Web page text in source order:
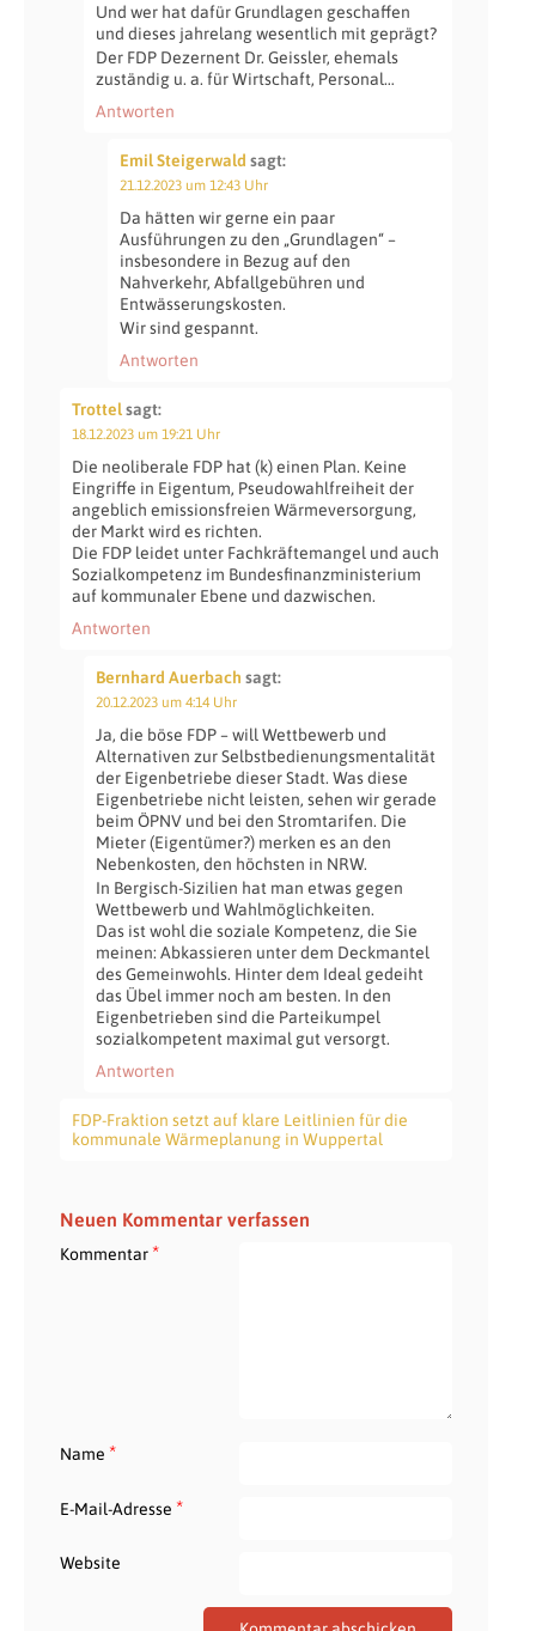
Und wer hat dafür Grundlagen geschaffen
und dieses jahrelang wesentlich mit geprägt?
Der FDP Dezernent Dr. Geissler, ehemals
zuständig u. a. für Wirtschaft, Personal…
Antworten
Emil Steigerwald sagt:
21.12.2023 um 12:43 Uhr
Da hätten wir gerne ein paar
Ausführungen zu den „Grundlagen“ –
insbesondere in Bezug auf den
Nahverkehr, Abfallgebühren und
Entwässerungskosten.
Wir sind gespannt.
Antworten
Trottelsagt:
18.12.2023 um 19:21 Uhr
Die neoliberale FDP hat (k) einen Plan. Keine
Eingriffe in Eigentum, Pseudowahlfreiheit der
angeblich emissionsfreien Wärmeversorgung,
der Markt wird es richten.
Die FDP leidet unter Fachkräftemangel und auch
Sozialkompetenz im Bundesfinanzministerium
auf kommunaler Ebene und dazwischen.
Antworten
Bernhard Auerbach sagt:
20.12.2023 um 4:14 Uhr
Ja, die böse FDP – will Wettbewerb und
Alternativen zur Selbstbedienungsmentalität
der Eigenbetriebe dieser Stadt. Was diese
Eigenbetriebe nicht leisten, sehen wir gerade
beim ÖPNV und bei den Stromtarifen. Die
Mieter (Eigentümer?) merken es an den
Nebenkosten, den höchsten in NRW.
In Bergisch-Sizilien hat man etwas gegen
Wettbewerb und Wahlmöglichkeiten.
Das ist wohl die soziale Kompetenz, die Sie
meinen: Abkassieren unter dem Deckmantel
des Gemeinwohls. Hinter dem Ideal gedeiht
das Übel immer noch am besten. In den
Eigenbetrieben sind die Parteikumpel
sozialkompetent maximal gut versorgt.
Antworten
FDP-Fraktion setzt auf klare Leitlinien für die
kommunale Wärmeplanung in Wuppertal
Neuen Kommentar verfassen
Kommentar*
Name *
E-Mail-Adresse *
Website